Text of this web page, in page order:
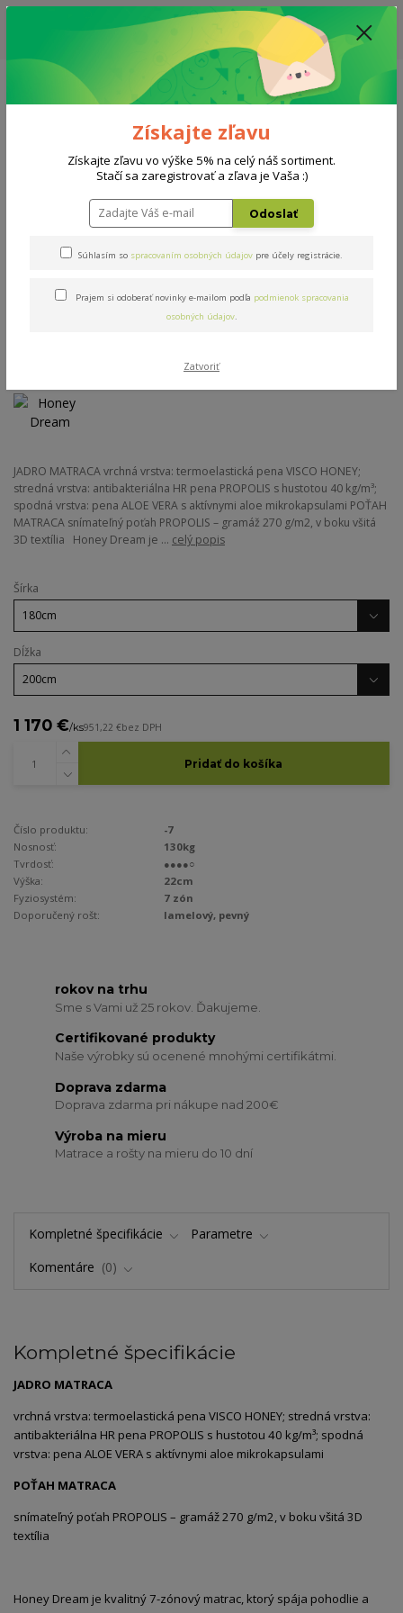
ZĽAVA: VŠETKY VYSTAVENÉ POSTELE ZA 400€ - CENA MATRACU A ROŠTU
PODĽA VÝBERU / DODACIA LEHOTA JE AKTUÁLNE 10-15 PRACOVNÝCH
Menu
0908 777 700 Po-So: 10-18 hod.
0
Matrace Honey Dream
Honey Dream
Novinka
JADRO MATRACA vrchná vrstva: termoelastická pena VISCO HONEY;
stredná vrstva: antibakteriálna HR pena PROPOLIS s hustotou 40 kg/m³;
spodná vrstva: pena ALOE VERA s aktívnymi aloe mikrokapsulami POŤAH
MATRACA snímateľný poťah PROPOLIS – gramáž 270 g/m2, v boku všitá
3D textília Honey Dream je ... celý popis
Šírka
Dĺžka
1 170 €/ks951,22 €bez DPH
Pridať do košíka
Číslo produktu:
-7
Nosnosť:
130kg
Tvrdosť:
●●●●○
Výška:
22cm
Fyziosystém:
7 zón
Doporučený rošt:
lamelový, pevný
rokov na trhu
Sme s Vami už 25 rokov. Ďakujeme.
Certifikované produkty
Naše výrobky sú ocenené mnohými certifikátmi.
Doprava zdarma
Doprava zdarma pri nákupe nad 200€
Výroba na mieru
Matrace a rošty na mieru do 10 dní
Kompletné špecifikácie
Parametre
Komentáre
0
Kompletné špecifikácie
JADRO MATRACA
vrchná vrstva: termoelastická pena VISCO HONEY; stredná vrstva:
antibakteriálna HR pena PROPOLIS s hustotou 40 kg/m³; spodná
vrstva: pena ALOE VERA s aktívnymi aloe mikrokapsulami
POŤAH MATRACA
snímateľný poťah PROPOLIS – gramáž 270 g/m2, v boku všitá 3D
textília
Honey Dream je kvalitný 7-zónový matrac, ktorý spája pohodlie a
Získajte zľavu
Získajte zľavu vo výške 5% na celý náš sortiment.
Stačí sa zaregistrovať a zľava je Vaša :)
Odoslať
Súhlasím so spracovaním osobných údajov pre účely registrácie.
Prajem si odoberať novinky e-mailom podľa podmienok spracovania
osobných údajov.
Zatvoriť